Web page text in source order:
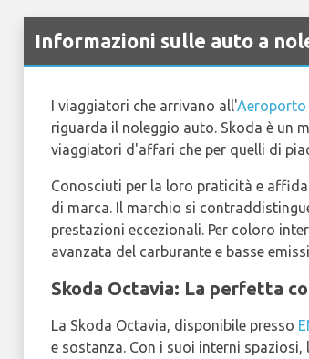
Informazioni sulle auto a
I viaggiatori che arrivano all'Aeroporto
riguarda il noleggio auto. Skoda è un
viaggiatori d'affari che per quelli di
Conosciuti per la loro praticità e
di marca. Il marchio si
prestazioni eccezionali. Per coloro
avanzata del carburante e basse
Skoda Octavia: La perfetta
La Skoda Octavia, disponibile presso
e sostanza. Con i suoi interni